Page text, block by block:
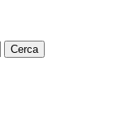
Cerca